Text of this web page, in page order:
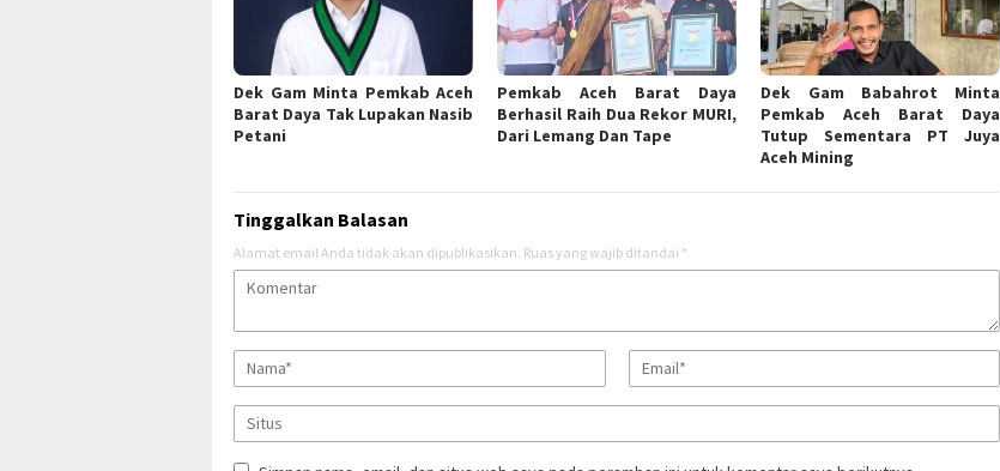
Dek Gam Minta Pemkab Aceh
Barat Daya Tak Lupakan Nasib
Petani
Pemkab Aceh Barat Daya
Berhasil Raih Dua Rekor MURI,
Dari Lemang Dan Tape
Dek Gam Babahrot Minta
Pemkab Aceh Barat Daya
Tutup Sementara PT Juya
Aceh Mining
Tinggalkan Balasan
Alamat email Anda tidak akan dipublikasikan. Ruas yang wajib ditandai *